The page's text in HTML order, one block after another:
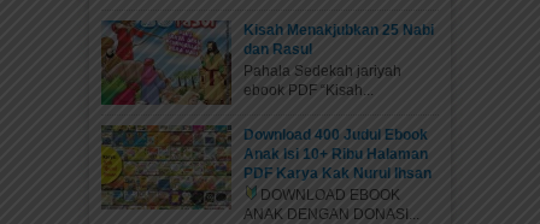
Kisah Menakjubkan 25 Nabi
dan Rasul
Pahala Sedekah jariyah
ebook PDF “Kisah...
Download 400 Judul Ebook
Anak Isi 10+ Ribu Halaman
PDF Karya Kak Nurul Ihsan
DOWNLOAD EBOOK
ANAK DENGAN DONASI...